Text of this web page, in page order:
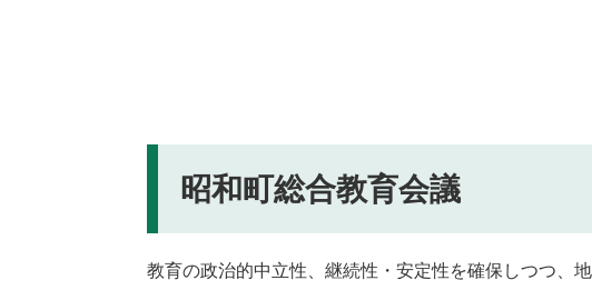
昭和町総合教育会議
教育の政治的中立性、継続性・安定性を確保しつつ、